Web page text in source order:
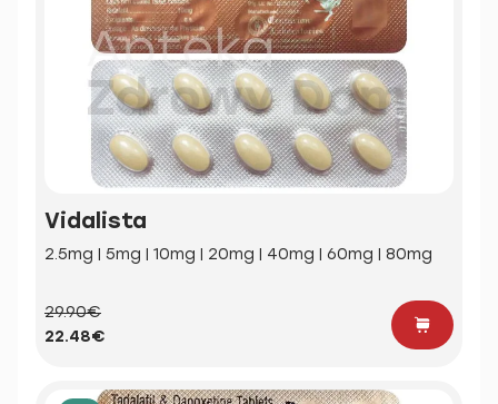
Vidalista
2.5mg | 5mg | 10mg | 20mg | 40mg | 60mg | 80mg
29.90€
22.48€